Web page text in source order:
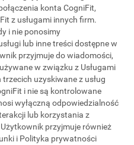
konta CogniFit,
z usługami innych firm.
i nie ponosimy
lub inne treści dostępne w
przyjmuje do wiadomości,
w związku z Usługami
uzyskiwane z usług
i nie są kontrolowane
wyłączną odpowiedzialność
lub korzystania z
przyjmuje również
i Polityka prywatności